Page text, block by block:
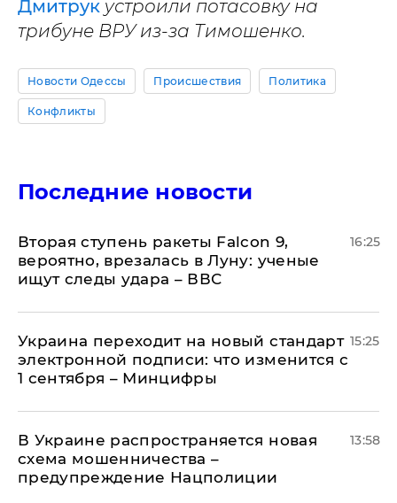
Дмитрук устроили потасовку на
трибуне ВРУ из-за Тимошенко.
Новости Одессы Происшествия Политика
Конфликты
Последние новости
Вторая ступень ракеты Falcon 9,
вероятно, врезалась в Луну: ученые
ищут следы удара – ВВС
16:25
Украина переходит на новый стандарт
электронной подписи: что изменится с
1 сентября – Минцифры
15:25
В Украине распространяется новая
схема мошенничества –
предупреждение Нацполиции
13:58